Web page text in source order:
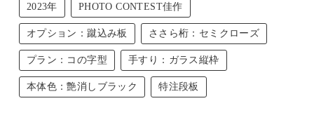
2023年 PHOTO CONTEST佳作
オプション：蹴込み板 ささら桁：セミクローズ
プラン：コの字型 手すり：ガラス縦枠
本体色：艶消しブラック 特注段板